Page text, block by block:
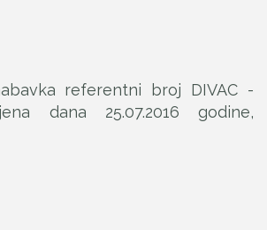
referentni broj DIVAC -
dana 25.07.2016 godine,